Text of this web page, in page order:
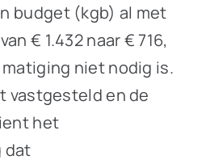
budget (kgb) al met
€ 1.432 naar € 716,
niet nodig is.
vastgesteld en de
het
dat